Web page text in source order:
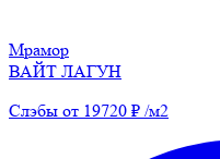
Мрамор
ВАЙТ ЛАГУН
Слэбы от 19720 ₽ /м2